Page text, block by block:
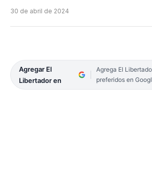
30 de abril de 2024
Agregar El
Libertador en
Agrega El
preferidos en